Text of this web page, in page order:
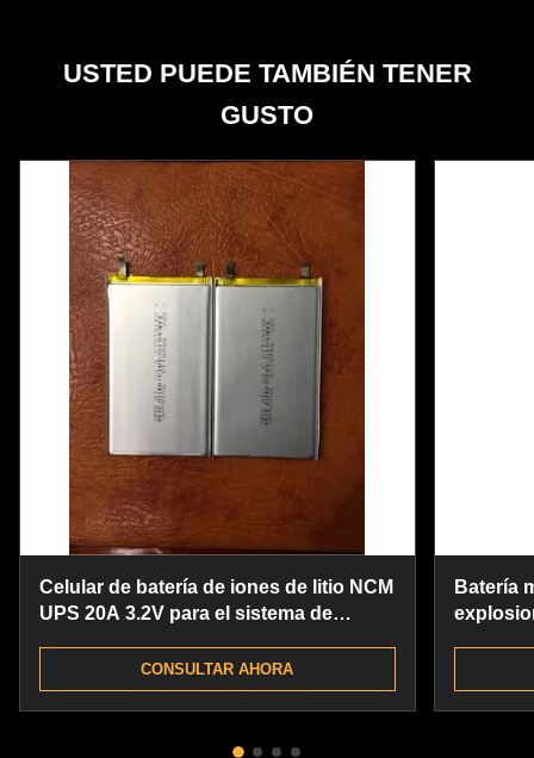
USTED PUEDE TAMBIÉN TENER
GUSTO
Celular de batería de iones de litio NCM
UPS 20A 3.2V para el sistema de
CONSULTAR AHORA
Batería